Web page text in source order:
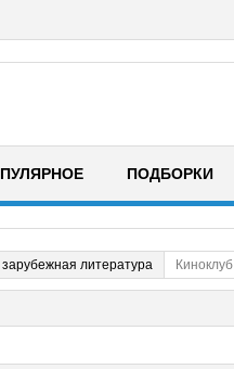
ПОДБОРКИ
литература Киноклуб